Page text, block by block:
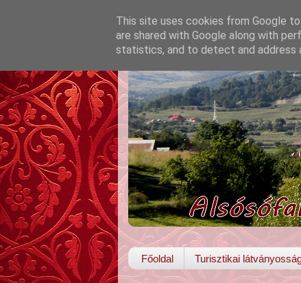
Főoldal Turisztikai
This site uses cookies from Google
are shared with Google along with
statistics, and to detect and address